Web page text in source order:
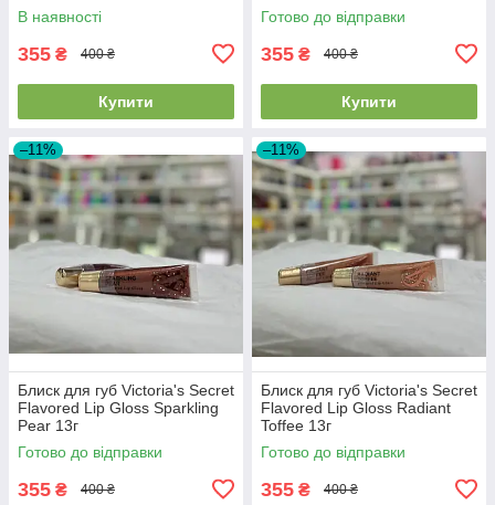
В наявності
355 ₴ 400 ₴
Купити
Готово до відправки
355 ₴ 400 ₴
Купити
–11%
Блиск для губ Victoria's Secret
Flavored Lip Gloss Sparkling
Pear 13г
Готово до відправки
355 ₴ 400 ₴
–11%
Блиск для губ Victoria's Secret
Flavored Lip Gloss Radiant
Toffee 13г
Готово до відправки
355 ₴ 400 ₴